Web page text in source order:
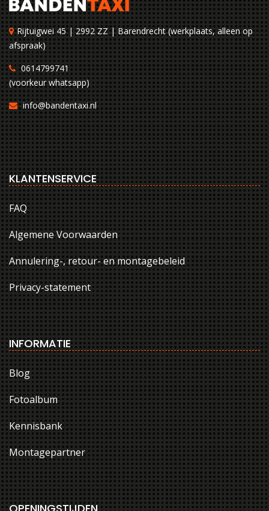
Rijtuigwei 45 | 2992 ZZ | Barendrecht (werkplaats, alleen op
afspraak)
0614799741
(voorkeur whatsapp)
info@bandentaxi.nl
KLANTENSERVICE
FAQ
Algemene Voorwaarden
Annulering-, retour- en montagebeleid
Privacy-statement
INFORMATIE
Blog
Fotoalbum
Kennisbank
Montagepartner